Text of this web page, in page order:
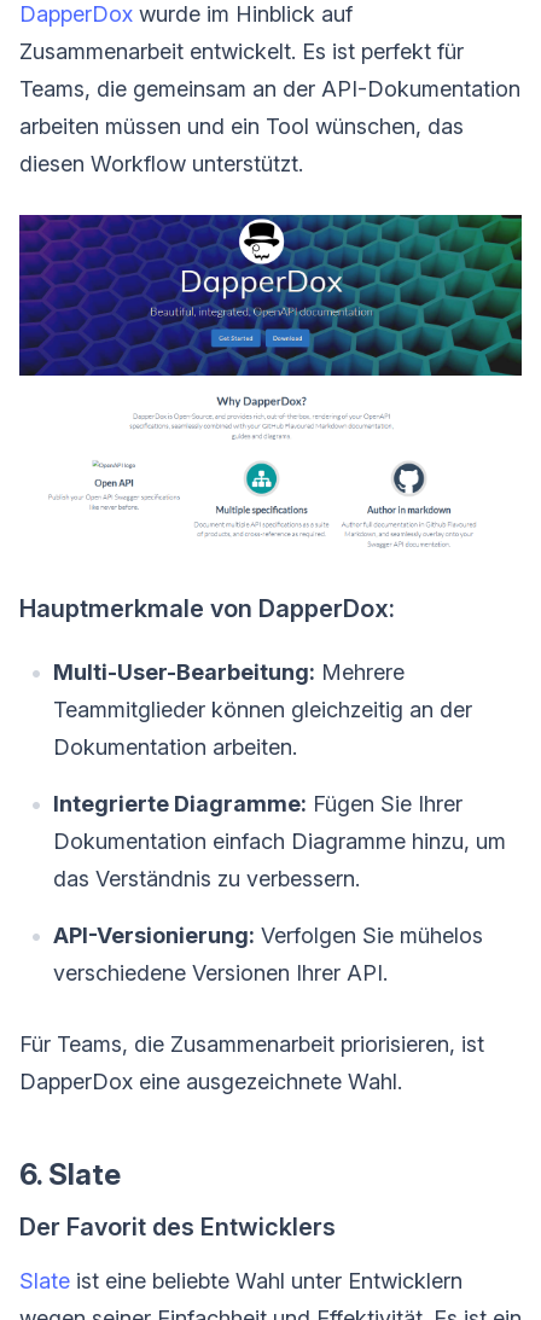
DapperDox wurde im Hinblick auf
Zusammenarbeit entwickelt. Es ist perfekt für
Teams, die gemeinsam an der API-Dokumentation
arbeiten müssen und ein Tool wünschen, das
diesen Workflow unterstützt.
Hauptmerkmale von DapperDox:
Multi-User-Bearbeitung: Mehrere
Teammitglieder können gleichzeitig an der
Dokumentation arbeiten.
Integrierte Diagramme: Fügen Sie Ihrer
Dokumentation einfach Diagramme hinzu, um
das Verständnis zu verbessern.
API-Versionierung: Verfolgen Sie mühelos
verschiedene Versionen Ihrer API.
Für Teams, die Zusammenarbeit priorisieren, ist
DapperDox eine ausgezeichnete Wahl.
6. Slate
Der Favorit des Entwicklers
Slate ist eine beliebte Wahl unter Entwicklern